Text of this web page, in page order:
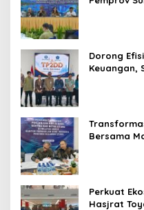
Dorong
Keuangan,
Bersama
Perkuat
Hasjrat